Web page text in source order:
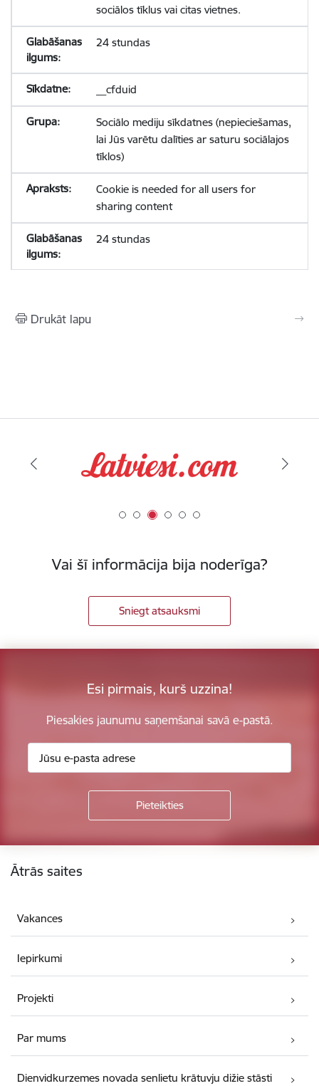
sociālos tīklus vai citas vietnes.
24 stundas
__cfduid
Sociālo mediju sīkdatnes (nepieciešamas,
lai Jūs varētu dalīties ar saturu sociālajos
tīklos)
Cookie is needed for all users for
sharing content
24 stundas
Drukāt lapu
Vai šī informācija bija noderīga?
Sniegt atsauksmi
Esi pirmais, kurš uzzina!
Piesakies jaunumu saņemšanai savā e-pastā.
Ātrās saites
Vakances
Iepirkumi
Projekti
Par mums
Dienvidkurzemes novada senlietu krātuvju dižie stāsti